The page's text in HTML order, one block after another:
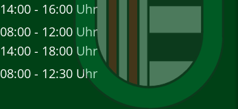
Von 08:00 bis 12:00 Uhr
14:00 - 16:00 Uhr
Von 14:00 bis 16:00 Uhr
08:00 - 12:00 Uhr
Von 08:00 bis 12:00 Uhr
14:00 - 18:00 Uhr
Von 14:00 bis 18:00 Uhr
08:00 - 12:30 Uhr
Von 08:00 bis 12:30 Uhr